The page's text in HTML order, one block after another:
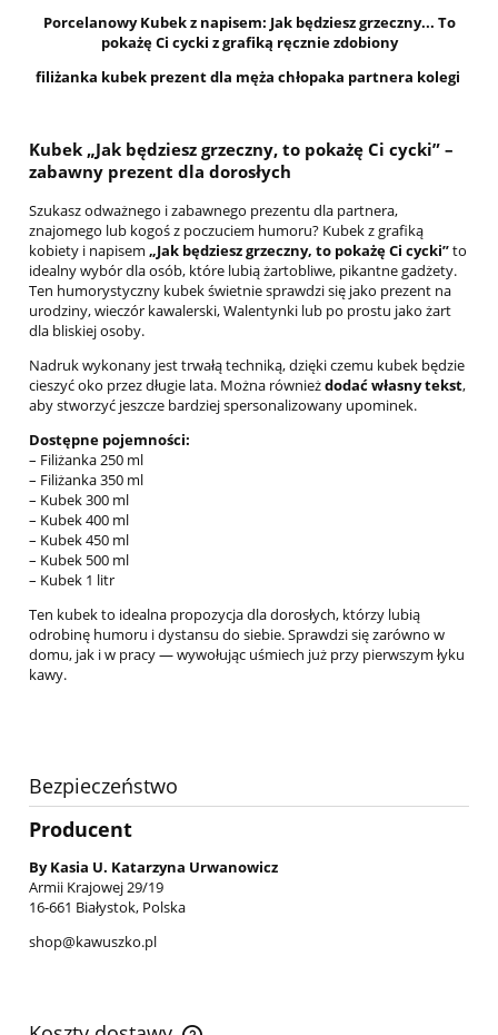
Porcelanowy Kubek z napisem: Jak będziesz grzeczny... To
pokażę Ci cycki z grafiką ręcznie zdobiony
filiżanka kubek prezent dla męża chłopaka partnera kolegi
Kubek „Jak będziesz grzeczny, to pokażę Ci cycki” –
zabawny prezent dla dorosłych
Szukasz odważnego i zabawnego prezentu dla partnera,
znajomego lub kogoś z poczuciem humoru? Kubek z grafiką
kobiety i napisem „Jak będziesz grzeczny, to pokażę Ci cycki”to
idealny wybór dla osób, które lubią żartobliwe, pikantne gadżety.
Ten humorystyczny kubek świetnie sprawdzi się jako prezent na
urodziny, wieczór kawalerski, Walentynki lub po prostu jako żart
dla bliskiej osoby.
Nadruk wykonany jest trwałą techniką, dzięki czemu kubek będzie
cieszyć oko przez długie lata. Można równieżdodać własny tekst,
aby stworzyć jeszcze bardziej spersonalizowany upominek.
Dostępne pojemności:
– Filiżanka 250 ml
– Filiżanka 350 ml
– Kubek 300 ml
– Kubek 400 ml
– Kubek 450 ml
– Kubek 500 ml
– Kubek 1 litr
Ten kubek to idealna propozycja dla dorosłych, którzy lubią
odrobinę humoru i dystansu do siebie. Sprawdzi się zarówno w
domu, jak i w pracy — wywołując uśmiech już przy pierwszym łyku
kawy.
Bezpieczeństwo
Producent
By Kasia U. Katarzyna Urwanowicz
Armii Krajowej 29/19
16-661 Białystok, Polska
shop@kawuszko.pl